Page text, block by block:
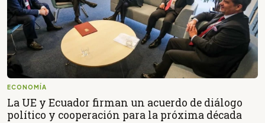
ECONOMÍA
La UE y Ecuador firman un acuerdo de diálogo
político y cooperación para la próxima década